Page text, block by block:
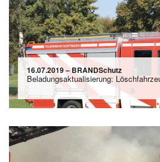
16.07.2019 – BRANDSchutz
Beladungsaktualisierung: